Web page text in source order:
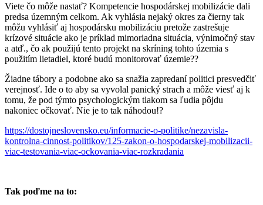
Viete čo môže nastať? Kompetencie hospodárskej mobilizácie dali
predsa územným celkom. Ak vyhlásia nejaký okres za čierny tak
môžu vyhlásiť aj hospodársku mobilizáciu pretože zastrešuje
krízové situácie ako je príklad mimoriadna situácia, výnimočný stav
a atď., čo ak použijú tento projekt na skríning tohto územia s
použitím lietadiel, ktoré budú monitorovať územie??
Žiadne tábory a podobne ako sa snažia zapredaní politici presvedčiť
verejnosť. Ide o to aby sa vyvolal panický strach a môže viesť aj k
tomu, že pod týmto psychologickým tlakom sa ľudia pôjdu
nakoniec očkovať. Nie je to tak náhodou!?
https://dostojneslovensko.eu/informacie-o-politike/nezavisla-
kontrolna-cinnost-politikov/125-zakon-o-hospodarskej-mobilizacii-
viac-testovania-viac-ockovania-viac-rozkradania
Tak poďme na to: